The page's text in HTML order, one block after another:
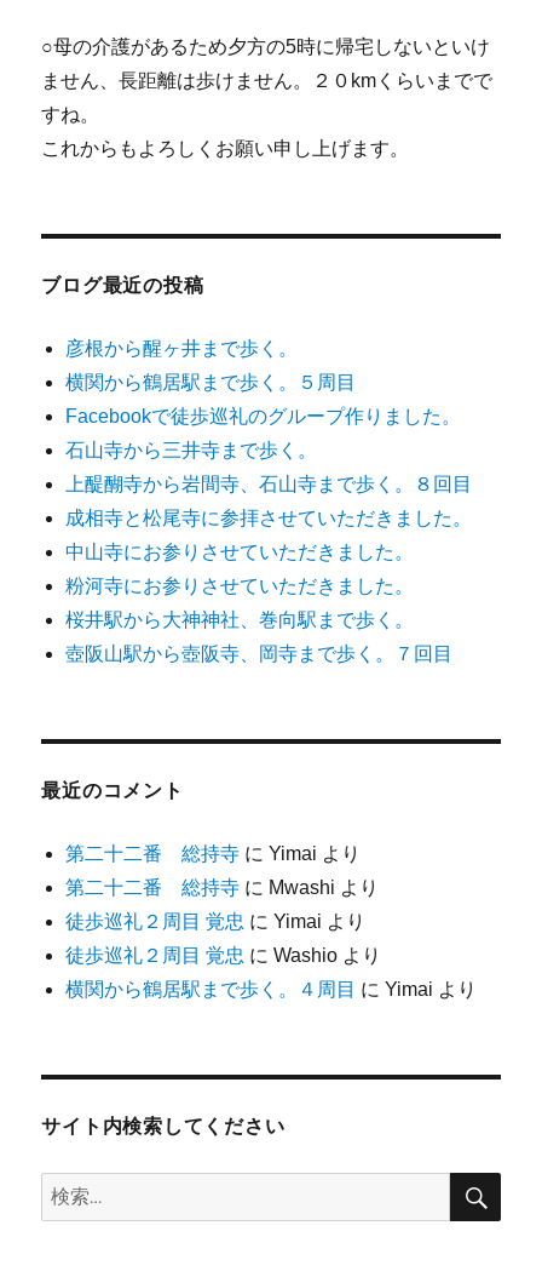
○母の介護があるため夕方の5時に帰宅しないといけ
ません、長距離は歩けません。２０kmくらいまでで
すね。
これからもよろしくお願い申し上げます。
ブログ最近の投稿
彦根から醒ヶ井まで歩く。
横関から鶴居駅まで歩く。５周目
Facebookで徒歩巡礼のグループ作りました。
石山寺から三井寺まで歩く。
上醍醐寺から岩間寺、石山寺まで歩く。８回目
成相寺と松尾寺に参拝させていただきました。
中山寺にお参りさせていただきました。
粉河寺にお参りさせていただきました。
桜井駅から大神神社、巻向駅まで歩く。
壺阪山駅から壺阪寺、岡寺まで歩く。７回目
最近のコメント
第二十二番 総持寺 にYimai より
第二十二番 総持寺 に Mwashi より
徒歩巡礼２周目 覚忠 にYimai より
徒歩巡礼２周目 覚忠 にWashio より
横関から鶴居駅まで歩く。４周目 にYimai より
サイト内検索してください
検
索:
検